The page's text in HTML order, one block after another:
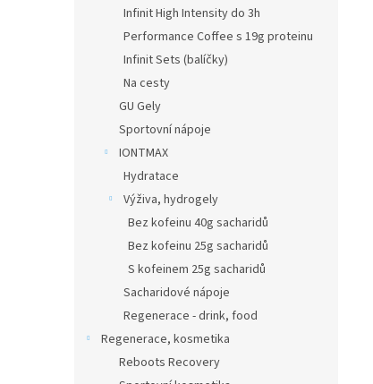
Infinit High Intensity do 3h
Performance Coffee s 19g proteinu
Infinit Sets (balíčky)
Na cesty
GU Gely
Sportovní nápoje
IONTMAX
Hydratace
Výživa, hydrogely
Bez kofeinu 40g sacharidů
Bez kofeinu 25g sacharidů
S kofeinem 25g sacharidů
Sacharidové nápoje
Regenerace - drink, food
Regenerace, kosmetika
Reboots Recovery